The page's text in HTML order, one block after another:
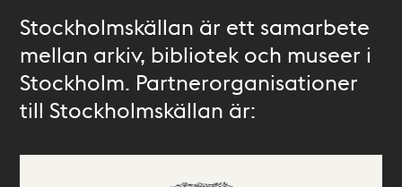
Stockholmskällan är ett samarbete
mellan arkiv, bibliotek och museer i
Stockholm. Partnerorganisationer
till Stockholmskällan är: